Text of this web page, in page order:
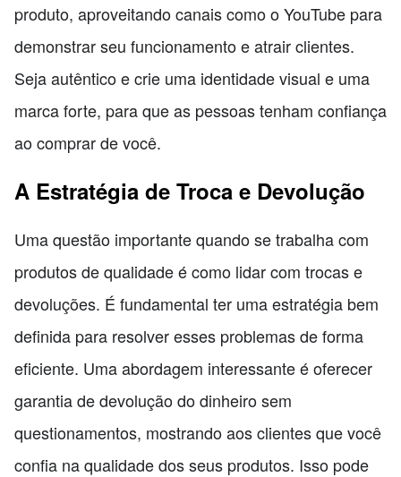
produto, aproveitando canais como o YouTube para
demonstrar seu funcionamento e atrair clientes.
Seja autêntico e crie uma identidade visual e uma
marca forte, para que as pessoas tenham confiança
ao comprar de você.
A Estratégia de Troca e Devolução
Uma questão importante quando se trabalha com
produtos de qualidade é como lidar com trocas e
devoluções. É fundamental ter uma estratégia bem
definida para resolver esses problemas de forma
eficiente. Uma abordagem interessante é oferecer
garantia de devolução do dinheiro sem
questionamentos, mostrando aos clientes que você
confia na qualidade dos seus produtos. Isso pode